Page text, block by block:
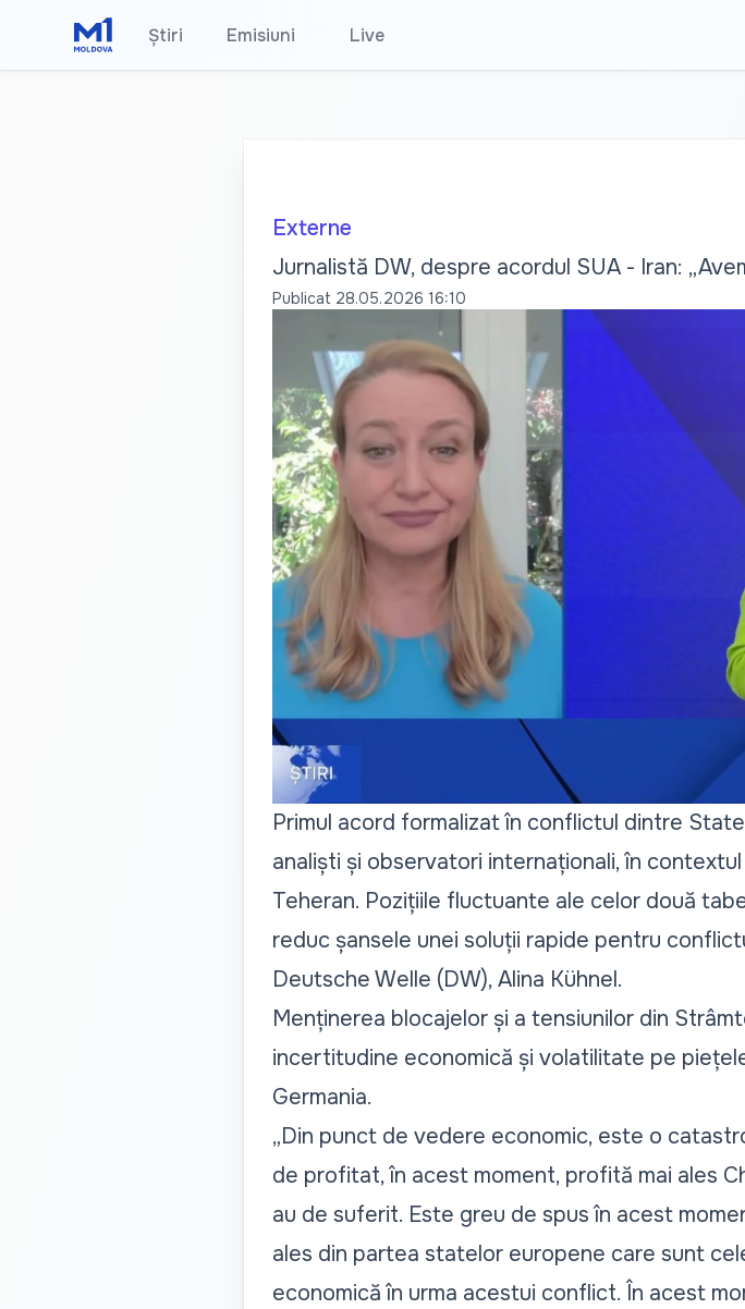
Știri Emisiuni Live
Externe
Jurnalistă DW, despre acordul SUA - Iran:
Publicat 28.05.2026 16:10
Primul acord formalizat în conflictul dintre
analiști și observatori internaționali, în
Teheran. Pozițiile fluctuante ale celor două
reduc șansele unei soluții rapide pentru
Deutsche Welle (DW), Alina Kühnel.
Menținerea blocajelor și a tensiunilor din
incertitudine economică și volatilitate pe
Germania.
„Din punct de vedere economic, este o
de profitat, în acest moment, profită mai ales
au de suferit. Este greu de spus în acest
ales din partea statelor europene care sunt
economică în urma acestui conflict. În acest